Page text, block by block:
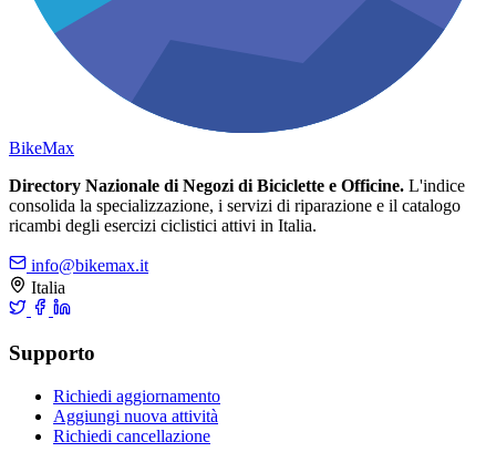
BikeMax
Directory Nazionale di Negozi di Biciclette e Officine. L'indice
consolida la specializzazione, i servizi di riparazione e il catalogo
ricambi degli esercizi ciclistici attivi in Italia.
info@bikemax.it
Italia
Supporto
Richiedi aggiornamento
Aggiungi nuova attività
Richiedi cancellazione